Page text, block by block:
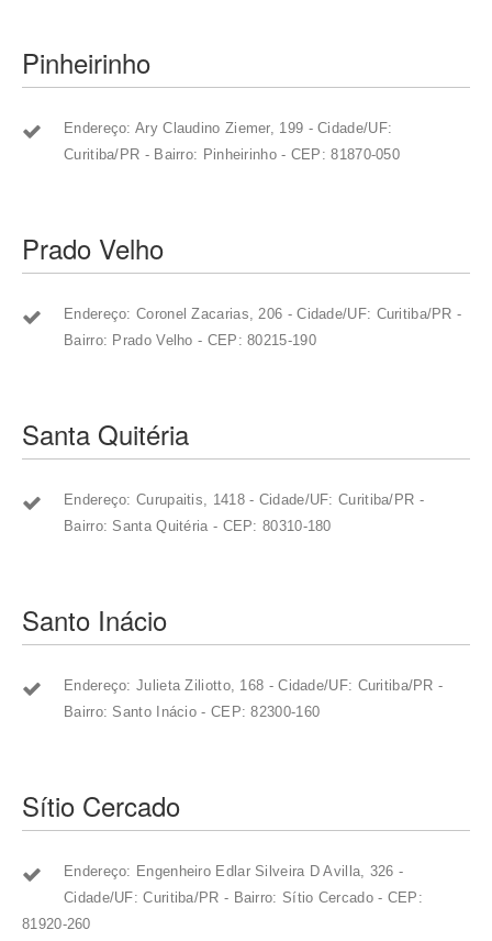
Pinheirinho
Endereço: Ary Claudino Ziemer, 199 - Cidade/UF:
Curitiba/PR - Bairro: Pinheirinho - CEP: 81870-050
Prado Velho
Endereço: Coronel Zacarias, 206 - Cidade/UF: Curitiba/PR -
Bairro: Prado Velho - CEP: 80215-190
Santa Quitéria
Endereço: Curupaitis, 1418 - Cidade/UF: Curitiba/PR -
Bairro: Santa Quitéria - CEP: 80310-180
Santo Inácio
Endereço: Julieta Ziliotto, 168 - Cidade/UF: Curitiba/PR -
Bairro: Santo Inácio - CEP: 82300-160
Sítio Cercado
Endereço: Engenheiro Edlar Silveira D Avilla, 326 -
Cidade/UF: Curitiba/PR - Bairro: Sítio Cercado - CEP:
81920-260